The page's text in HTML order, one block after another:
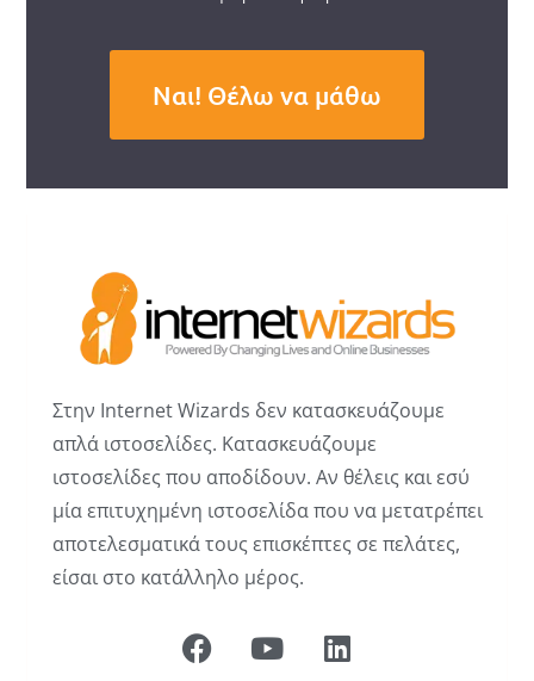
Ναι! Θέλω να μάθω
Στην Internet Wizards δεν κατασκευάζουμε
απλά ιστοσελίδες. Κατασκευάζουμε
ιστοσελίδες που αποδίδουν. Αν θέλεις και εσύ
μία επιτυχημένη ιστοσελίδα που να μετατρέπει
αποτελεσματικά τους επισκέπτες σε πελάτες,
είσαι στο κατάλληλο μέρος.